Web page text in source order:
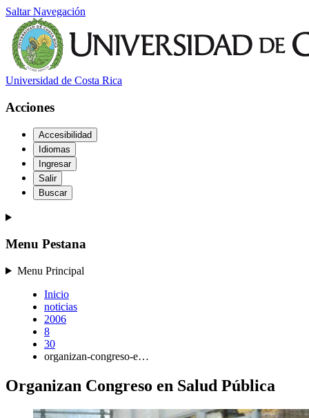
Saltar Navegación
Universidad de Costa Rica
Acciones
Accesibilidad
Idiomas
Ingresar
Salir
Buscar
Menu Pestana
Menu Principal
Inicio
noticias
2006
8
30
organizan-congreso-e…
Organizan Congreso en Salud Pública